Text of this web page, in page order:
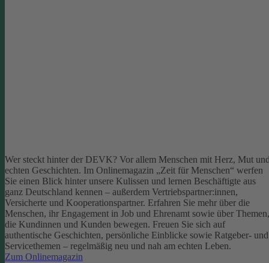
Wer steckt hinter der DEVK? Vor allem Menschen mit Herz, Mut
echten Geschichten. Im Onlinemagazin „Zeit für Menschen“ werfen
Sie einen Blick hinter unsere Kulissen und lernen Beschäftigte aus
ganz Deutschland kennen – außerdem Vertriebspartner:innen,
Versicherte und Kooperationspartner. Erfahren Sie mehr über die
Menschen, ihr Engagement in Job und Ehrenamt sowie über Themen,
die Kundinnen und Kunden bewegen. Freuen Sie sich auf
authentische Geschichten, persönliche Einblicke sowie Ratgeber- und
Servicethemen – regelmäßig neu und nah am echten Leben.
Zum Onlinemagazin